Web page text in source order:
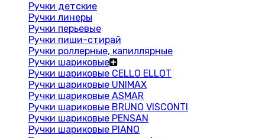
Ручки детские
Ручки линеры
Ручки перьевые
Ручки пиши-стирай
Ручки роллерные, капиллярные
Ручки шариковые
Ручки шариковые CELLO ELLOT
Ручки шариковые UNIMAX
Ручки шариковые ASMAR
Ручки шариковые BRUNO VISCONTI
Ручки шариковые PENSAN
Ручки шариковые PIANO